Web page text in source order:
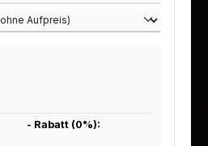
- Rabatt (0%):